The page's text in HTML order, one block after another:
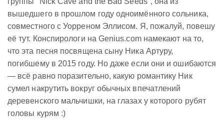
вышедшего в прошлом году одноимённого сольника,
совместного с Уорреном Эллисом. Я, пожалуй, повешу
её тут. Конспирологи на Genius.com намекают на то,
что эта песня посвящена сыну Ника Артуру,
погибшему в 2015 году. Но даже если они и ошибаются
— всё равно поразительно, какую романтику Ник
сумел накрутить вокруг обычных впечатлений
деревенского мальчишки, на глазах у которого рубят
головы курям :)